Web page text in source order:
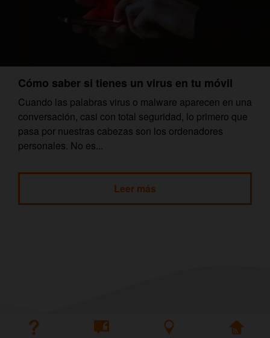
Cómo saber si tienes un virus en tu móvil
Cuando las palabras virus o malware aparecen en una
conversación, casi con total seguridad, lo primero que
pasa por nuestras cabezas son los ordenadores
personales. No es...
Leer más